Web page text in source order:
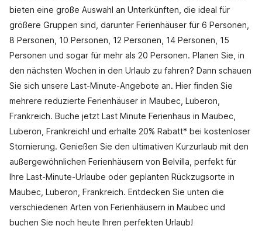
bieten eine große Auswahl an Unterkünften, die ideal für
größere Gruppen sind, darunter Ferienhäuser für 6 Personen,
8 Personen, 10 Personen, 12 Personen, 14 Personen, 15
Personen und sogar für mehr als 20 Personen. Planen Sie, in
den nächsten Wochen in den Urlaub zu fahren? Dann schauen
Sie sich unsere Last-Minute-Angebote an. Hier finden Sie
mehrere reduzierte Ferienhäuser in Maubec, Luberon,
Frankreich. Buche jetzt Last Minute Ferienhaus in Maubec,
Luberon, Frankreich! und erhalte 20% Rabatt* bei kostenloser
Stornierung. Genießen Sie den ultimativen Kurzurlaub mit den
außergewöhnlichen Ferienhäusern von Belvilla, perfekt für
Ihre Last-Minute-Urlaube oder geplanten Rückzugsorte in
Maubec, Luberon, Frankreich. Entdecken Sie unten die
verschiedenen Arten von Ferienhäusern in Maubec und
buchen Sie noch heute Ihren perfekten Urlaub!